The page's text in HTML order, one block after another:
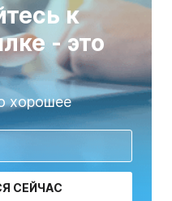
к
- это
хорошее
СЕЙЧАС